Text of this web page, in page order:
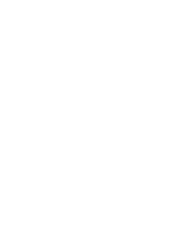
を迎えるこ